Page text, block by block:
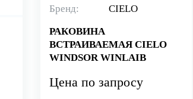
Бренд:
CIELO
РАКОВИНА
ВСТРАИВАЕМАЯ CIELO
WINDSOR WINLAIB
Цена по запросу